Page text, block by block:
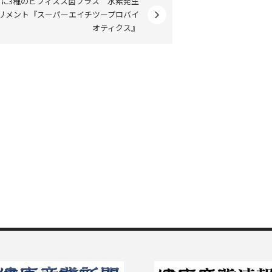
メント『スーパーエイチツープロバイ
オティクス』